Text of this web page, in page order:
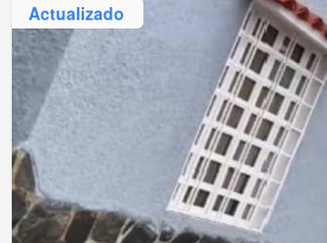
Actualizado